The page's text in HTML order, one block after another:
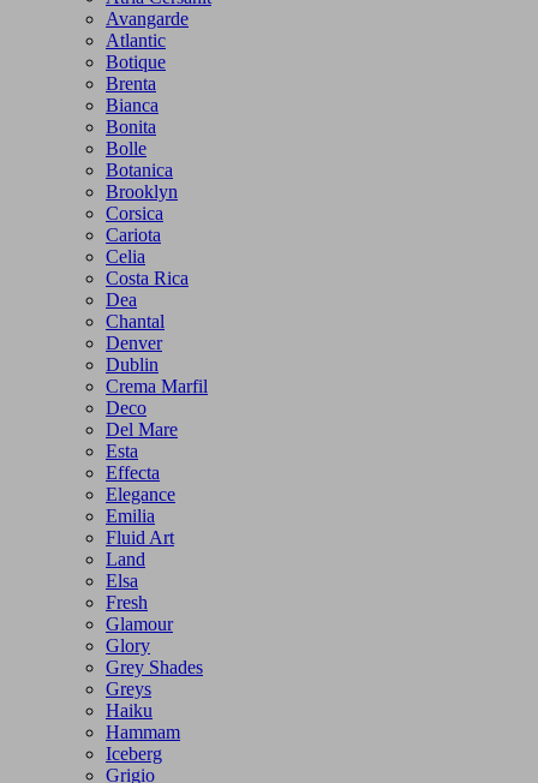
Avangarde
Atlantic
Botique
Brenta
Bianca
Bonita
Bolle
Botanica
Brooklyn
Corsica
Cariota
Celia
Costa Rica
Dea
Chantal
Denver
Dublin
Crema Marfil
Deco
Del Mare
Esta
Effecta
Elegance
Emilia
Fluid Art
Land
Elsa
Fresh
Glamour
Glory
Grey Shades
Greys
Haiku
Hammam
Iceberg
Grigio